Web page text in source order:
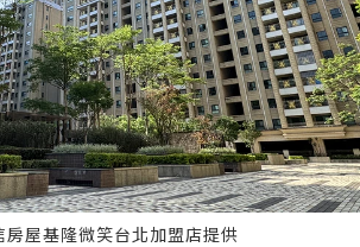
屋基隆微笑台北加盟店提供